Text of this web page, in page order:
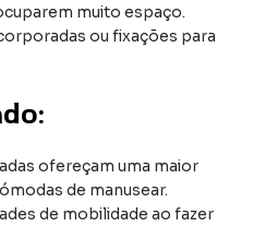
muito espaço.
ou fixações para
ofereçam uma maior
de manusear.
de mobilidade ao fazer